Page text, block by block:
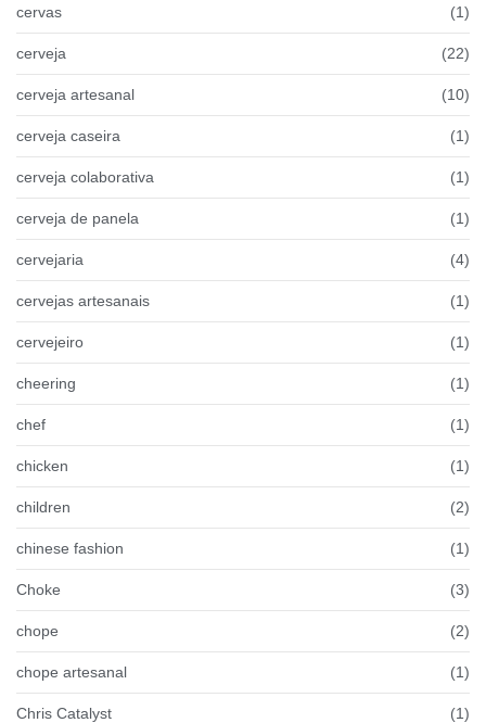
cervas (1)
cerveja (22)
cerveja artesanal (10)
cerveja caseira (1)
cerveja colaborativa (1)
cerveja de panela (1)
cervejaria (4)
cervejas artesanais (1)
cervejeiro (1)
cheering (1)
chef (1)
chicken (1)
children (2)
chinese fashion (1)
Choke (3)
chope (2)
chope artesanal (1)
Chris Catalyst (1)